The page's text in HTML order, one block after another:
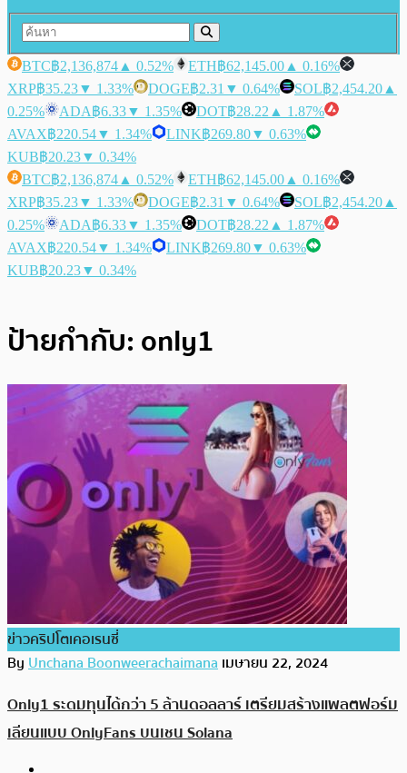
BTC฿2,136,874 ▲ 0.52% ETH฿62,145.00 ▲ 0.16%
XRP฿35.23▼ 1.33% DOGE฿2.31 ▼ 0.64% SOL฿2,454.20 ▲
0.25%
ADA฿6.33▼ 1.35% DOT฿28.22 ▲ 1.87%
AVAX฿220.54▼ 1.34% LINK฿269.80▼ 0.63%
KUB฿20.23▼ 0.34%
BTC฿2,136,874 ▲ 0.52% ETH฿62,145.00 ▲ 0.16%
XRP฿35.23▼ 1.33% DOGE฿2.31 ▼ 0.64% SOL฿2,454.20 ▲
0.25%
ADA฿6.33▼ 1.35% DOT฿28.22 ▲ 1.87%
AVAX฿220.54▼ 1.34% LINK฿269.80▼ 0.63%
KUB฿20.23▼ 0.34%
ป้ายกำกับ: only1
ข่าวคริปโตเคอเรนซี่
ByUnchana Boonweerachaimanaเมษายน 22, 2024
Only1 ระดมทุนได้กว่า 5 ล้านดอลลาร์ เตรียมสร้างแพลตฟอร์ม
เลียนแบบ OnlyFans บนเชน Solana